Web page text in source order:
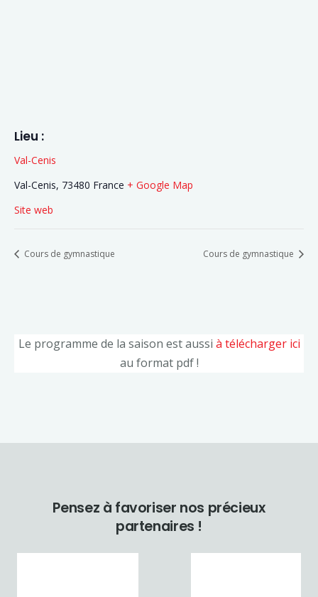
Lieu :
Val-Cenis
Val-Cenis, 73480 France + Google Map
Site web
Cours de gymnastique Cours de gymnastique
Le programme de la saison est aussi à télécharger ici
au format pdf !
Pensez à favoriser nos précieux
partenaires !